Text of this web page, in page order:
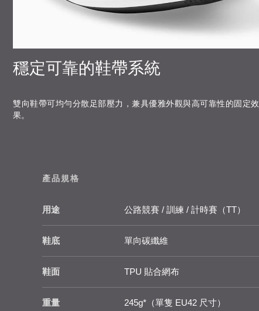
穩定可靠的鞋帶系統
雙向鞋帶可均勻分散足部壓力，兼具優雅外觀與高可靠性的固定效
果。
產品規格
用途 公路競賽 / 訓練 / 計時賽（TT）
鞋底 單向碳纖維
鞋面 TPU 貼合網布
重量 245g*（單隻 EU42 尺寸）